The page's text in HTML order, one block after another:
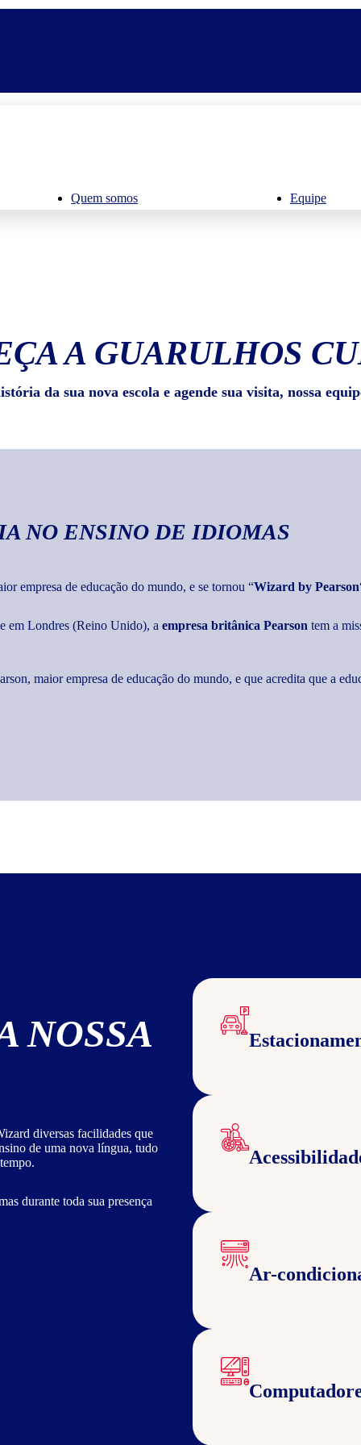
Quem somos Equipe
A GUARULHOS
da sua nova escola e agende sua visita, nossa
NO ENSINO DE IDIOMAS
empresa de educação do mundo, e se tornou “Wizard by Pearson
em Londres (Reino Unido), a empresa britânica Pearson tem a
maior empresa de educação do mundo, e que acredita que a
NOSSA
diversas facilidades que
de uma nova língua, tudo
durante toda sua presença
Ar-